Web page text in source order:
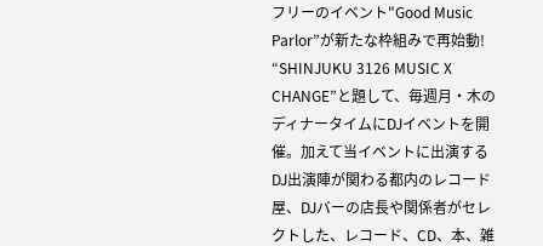
フリーのイベント"Good Music
Parlor”が新たな枠組みで再始動!
“SHINJUKU 3126 MUSIC X
CHANGE”と題して、毎週月・木の
ディナータイムにDJイベントを開
催。加えて当イベントに出演する
DJ出演陣が関わる都内のレコード
屋、DJバーの店長や関係者がセレ
クトした、レコード、CD、本、雑